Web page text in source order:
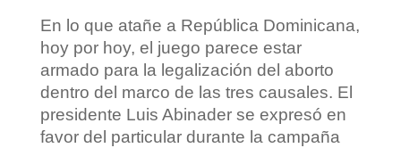
En lo que atañe a República Dominicana,
hoy por hoy, el juego parece estar
armado para la legalización del aborto
dentro del marco de las tres causales. El
presidente Luis Abinader se expresó en
favor del particular durante la campaña